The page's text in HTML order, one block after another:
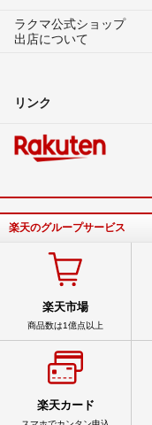
ラクマ公式ショップ
出店について
リンク
楽天のグループサービス
楽天市場
商品数は1億点以上
楽天カード